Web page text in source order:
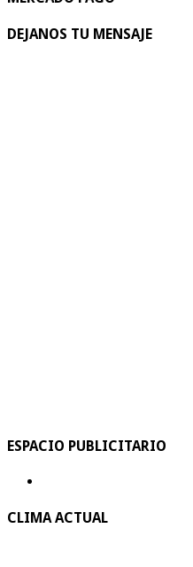
DEJANOS TU MENSAJE
ESPACIO PUBLICITARIO
CLIMA ACTUAL